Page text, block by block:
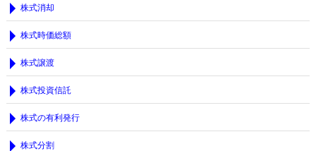
株式消却
株式時価総額
株式譲渡
株式投資信託
株式の有利発行
株式分割